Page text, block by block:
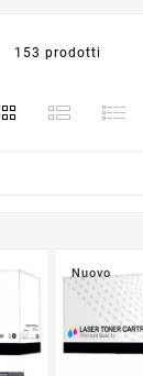
153 prodotti
Nuovo